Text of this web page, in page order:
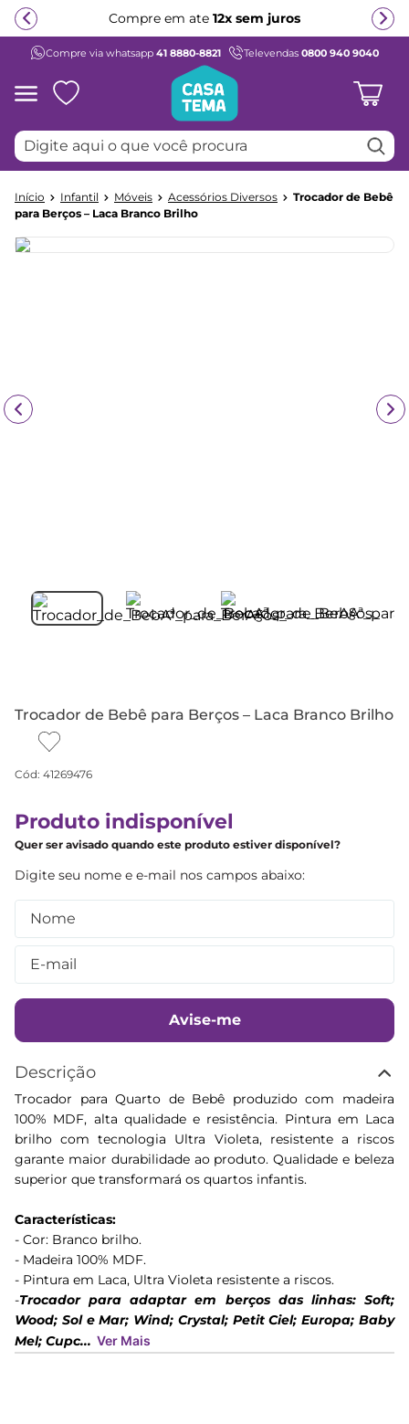
Compre em ate 12x sem juros
Compre via whatsapp 41 8880-8821 Televendas 0800 940 9040
Digite aqui o que você procura
Infantil Móveis Acessórios Diversos
Trocador de Bebê
para Berços – Laca Branco Brilho
Trocador de Bebê para Berços – Laca Branco Brilho
Cód: 41269476
Produto indisponível
Quer ser avisado quando este produto estiver disponível?
Avise-me
Descrição
Trocador para Quarto de Bebê produzido com madeira
100% MDF, alta qualidade e resistência. Pintura em Laca
brilho com tecnologia Ultra Violeta, resistente a riscos
garante maior durabilidade ao produto. Qualidade e beleza
superior que transformará os quartos infantis.
Características:
- Cor: Branco brilho.
- Madeira 100% MDF.
- Pintura em Laca, Ultra Violeta resistente a riscos.
-Trocador para adaptar em berços das linhas: Soft;
Wood; Sol e Mar; Wind; Crystal; Petit Ciel; Europa; Baby
Mel; Cupc... Ver Mais
Termos mais buscados
1º
beliche
º
bicama
5º
escrivaninha
6º
treliche